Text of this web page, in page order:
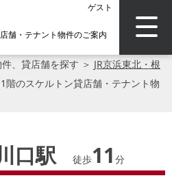
ゲスト
舗・テナント物件のご案内
、貸店舗を探す ＞ JR京浜東北・根
階のスケルトン貸店舗・テナント物
口駅 徒歩11 分